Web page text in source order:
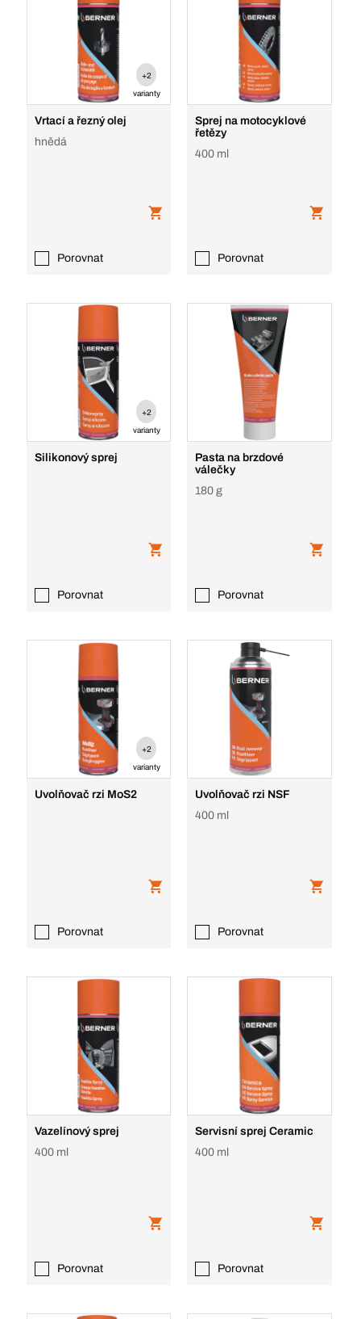
+2
varianty
Vrtací a řezný olej
hnědá
Porovnat
Sprej na motocyklové
řetězy
400 ml
Porovnat
+2
varianty
Silikonový sprej
Porovnat
Pasta na brzdové
válečky
180 g
Porovnat
+2
varianty
Uvolňovač rzi MoS2
Porovnat
Uvolňovač rzi NSF
400 ml
Porovnat
Vazelínový sprej
400 ml
Porovnat
Servisní sprej Ceramic
400 ml
Porovnat